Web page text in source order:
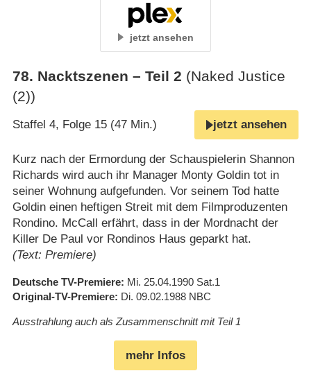
jetzt ansehen
78. Nacktszenen – Teil 2 (Naked Justice
(2))
Staffel 4, Folge 15 (47 Min.) jetzt ansehen
Kurz nach der Ermordung der Schauspielerin Shannon
Richards wird auch ihr Manager Monty Goldin tot in
seiner Wohnung aufgefunden. Vor seinem Tod hatte
Goldin einen heftigen Streit mit dem Filmproduzenten
Rondino. McCall erfährt, dass in der Mordnacht der
Killer De Paul vor Rondinos Haus geparkt hat.
(Text: Premiere)
Deutsche TV-Premiere Mi. 25.04.1990 Sat.1
Original-TV-Premiere Di. 09.02.1988 NBC
Ausstrahlung auch als Zusammenschnitt mit Teil 1
mehr Infos